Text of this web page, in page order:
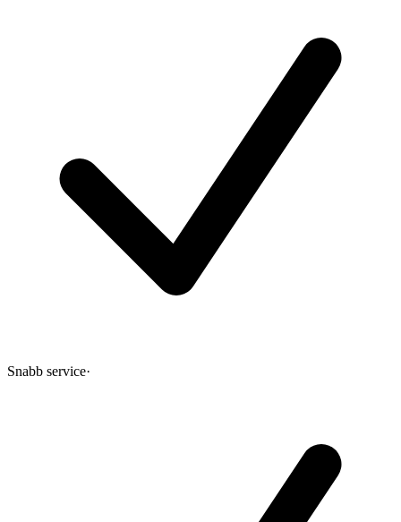
Snabb service·